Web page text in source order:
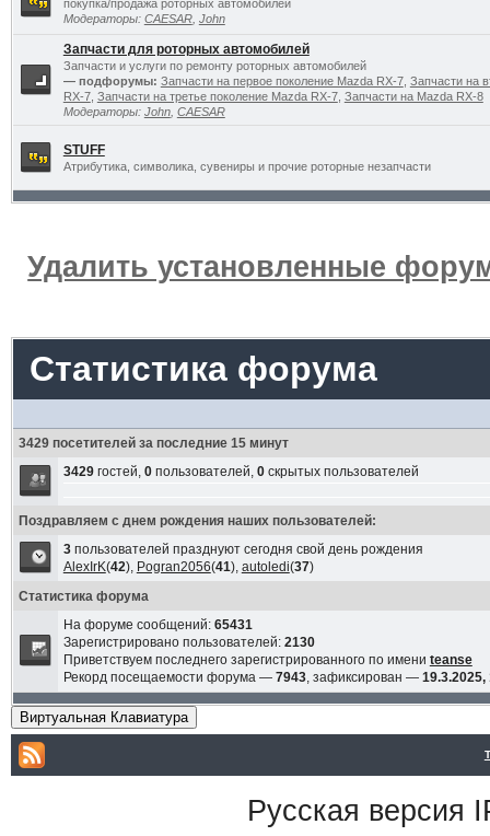
покупка/продажа роторных автомобилей
Модераторы: CAESAR, John
Запчасти для роторных автомобилей
Запчасти и услуги по ремонту роторных автомобилей
— подфорумы: Запчасти на первое поколение Mazda RX-7, Запчасти на
RX-7, Запчасти на третье поколение Mazda RX-7, Запчасти на Mazda RX-8
Модераторы: John, CAESAR
STUFF
Атрибутика, символика, сувениры и прочие роторные незапчасти
Удалить установленные
Статистика форума
3429 посетителей за последние 15 минут
3429гостей, 0пользователей, 0скрытых пользователей
Поздравляем с днем рождения наших пользователей:
3пользователей празднуют сегодня свой день рождения
AlexIrK(42), Pogran2056(41), autoledi(37)
Статистика форума
На форуме сообщений: 65431
Зарегистрировано пользователей: 2130
Приветствуем последнего зарегистрированного по имени teanse
Рекорд посещаемости форума — 7943, зафиксирован — 19.3.2025,
Виртуальная Клавиатура
Русская версия